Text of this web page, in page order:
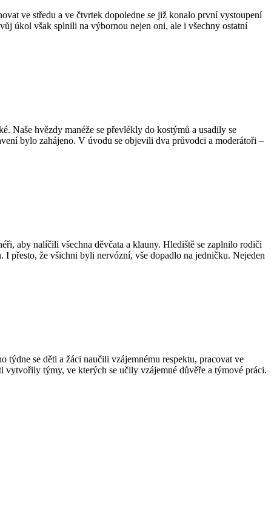
ve středu a ve čtvrtek dopoledne se již konalo první vystoupení
úkol však splnili na výbornou nejen oni, ale i všechny ostatní
Naše hvězdy manéže se převlékly do kostýmů a usadily se
bylo zahájeno. V úvodu se objevili dva průvodci a moderátoři –
aby nalíčili všechna děvčata a klauny. Hlediště se zaplnilo rodiči
přesto, že všichni byli nervózní, vše dopadlo na jedničku. Nejeden
týdne se děti a žáci naučili vzájemnému respektu, pracovat ve
vytvořily týmy, ve kterých se učily vzájemné důvěře a týmové práci.